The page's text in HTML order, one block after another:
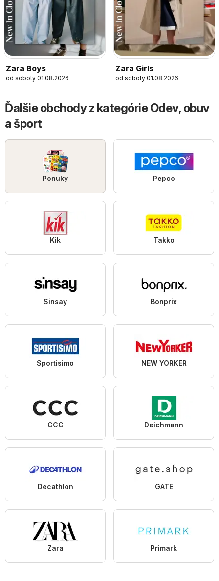
Zara Boys
od soboty 01.08.2026
Zara Girls
od soboty 01.08.2026
Ďalšie obchody z kategórie Odev, obuv
a šport
Ponuky Pepco
Kik Takko
Sinsay Bonprix
Sportisimo NEW YORKER
CCC Deichmann
Decathlon GATE
Zara Primark